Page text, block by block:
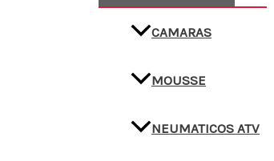
CAMARAS
MOUSSE
NEUMATICOS ATV